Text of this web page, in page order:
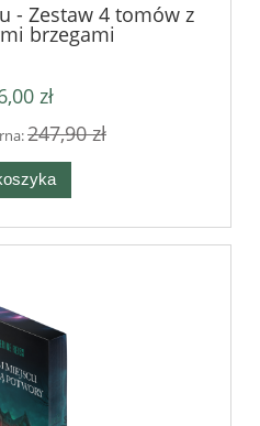
- Zestaw 4 tomów z
brzegami
zł
247,90 zł